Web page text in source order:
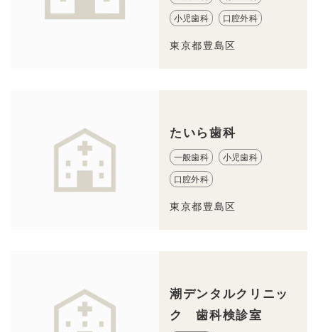
小児歯科 口腔外科
東京都豊島区
たいら歯科
一般歯科 小児歯科
口腔外科
東京都豊島区
潮デンタルクリニッ
ク 歯科検診室